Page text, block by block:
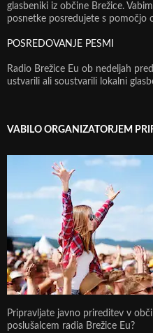
glasbeniki iz občine Brežice.
posnetke posredujete s pomočjo
POSREDOVANJE PESMI
Radio Brežice Eu ob nedeljah
ustvarili ali soustvarili lokalni
VABILO ORGANIZATORJEM
Pripravljate javno prireditev v
poslušalcem radia Brežice Eu?